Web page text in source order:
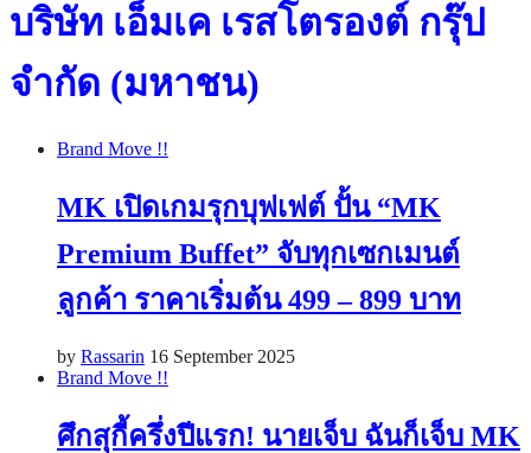
บริษัท เอ็มเค เรสโตรองต์ กรุ๊ป
จำกัด (มหาชน)
Brand Move !!
MK เปิดเกมรุกบุฟเฟต์ ปั้น “MK
Premium Buffet” จับทุกเซกเมนต์
ลูกค้า ราคาเริ่มต้น 499 – 899 บาท
by Rassarin 16 September 2025
Brand Move !!
ศึกสุกี้ครึ่งปีแรก! นายเจ็บ ฉันก็เจ็บ MK